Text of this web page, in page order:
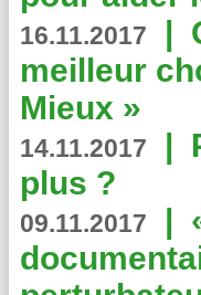
16.11.2017 |
meilleur
Mieux »
14.11.2017 |
plus ?
09.11.2017 |